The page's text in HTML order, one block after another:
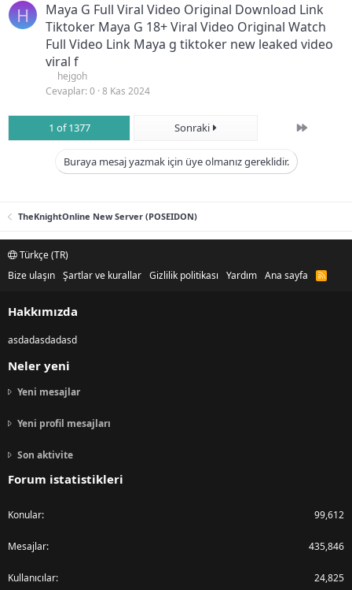
H
Maya G Full Viral Video Original Download Link
Tiktoker Maya G 18+ Viral Video Original Watch
Full Video Link Maya g tiktoker new leaked video
viral f
hejgoh
Cevaplar 0 8 Kas 2024
1 of 1377 Sonraki Son
Buraya mesaj yazmak için üye olmanız gereklidir.
TheKnightOnline New Server (POSEIDON)
Türkçe (TR)
Bize ulaşın Şartlar ve kurallar Gizlilik politikası Yardım Ana sayfa
R
Hakkımızda
asdadasdadasd
Neler yeni
Yeni mesajlar
Yeni profil mesajları
Son aktivite
Forum istatistikleri
Konular 99,612
Mesajlar 435,846
Kullanıcılar 24,825